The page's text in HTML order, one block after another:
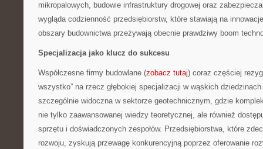
mikropalowych, budowie infrastruktury drogowej oraz
wygląda codzienność przedsiębiorstw, które stawiają na
obszary budownictwa przeżywają obecnie prawdziwy boom
Specjalizacja jako klucz do sukcesu
Współczesne firmy budowlane (zobacz tutaj) coraz częściej
wszystko” na rzecz głębokiej specjalizacji w wąskich
szczególnie widoczna w sektorze geotechnicznym, gdzie
nie tylko zaawansowanej wiedzy teoretycznej, ale również
sprzętu i doświadczonych zespołów. Przedsiębiorstwa, które
rozwoju, zyskują przewagę konkurencyjną poprzez oferowanie